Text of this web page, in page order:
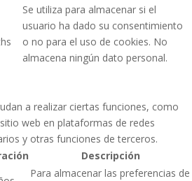
Se utiliza para almacenar si el
usuario ha dado su consentimiento
o no para el uso de cookies. No
almacena ningún dato personal.
a realizar ciertas funciones, como
web en plataformas de redes
y otras funciones de terceros.
Descripción
Para almacenar las preferencias de